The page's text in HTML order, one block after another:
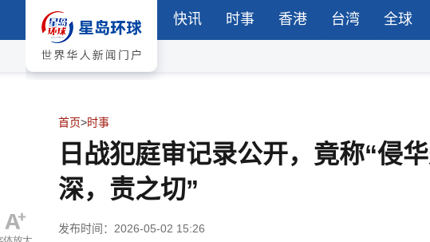
快讯 时事 香港 台湾 全球
首页>时事
日战犯庭审记录公开，竟称“侵
深，责之切”
发布时间：2026-05-02 15:26